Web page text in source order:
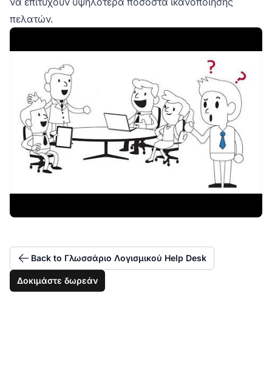
πελατών.
Back to Γλωσσάριο Λογισμικού Help Desk
Δοκιμάστε δωρεάν